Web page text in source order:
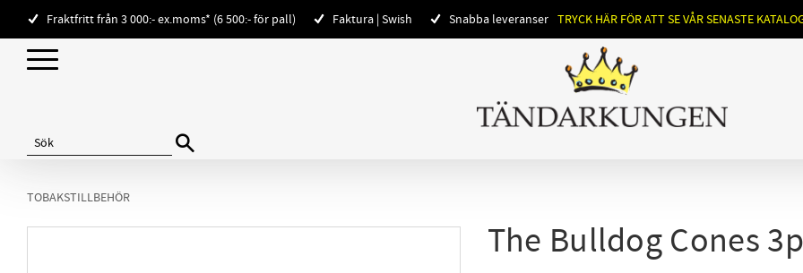
Fraktfritt från 3 000:- ex.moms* (6 500:- för pall) Faktura | Swish Snabba leveranser TRYCK HÄR FÖR ATT SE VÅR SENASTE
TOBAKSTILLBEHÖR
The Bulldog Cones